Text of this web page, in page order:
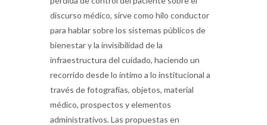
discurso médico, sirve como hilo conductor
para hablar sobre los sistemas públicos de
bienestar y la invisibilidad de la
infraestructura del cuidado, haciendo un
recorrido desde lo íntimo a lo institucional a
través de fotografías, objetos, material
médico, prospectos y elementos
administrativos. Las propuestas en